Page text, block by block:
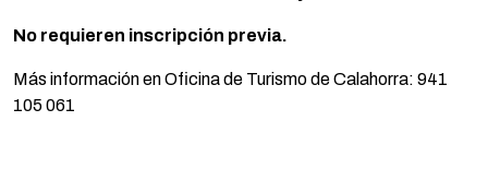
No requieren inscripción previa.
Más información en Oficina de Turismo de Calahorra: 941
105 061